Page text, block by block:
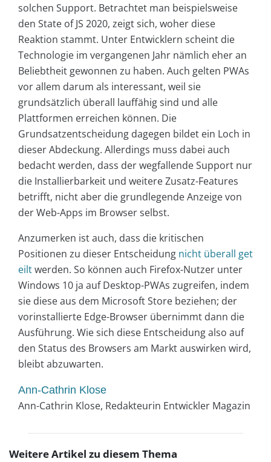
solchen Support. Betrachtet man beispielsweise
den State of JS 2020, zeigt sich, woher diese
Reaktion stammt. Unter Entwicklern scheint die
Technologie im vergangenen Jahr nämlich eher an
Beliebtheit gewonnen zu haben. Auch gelten PWAs
vor allem darum als interessant, weil sie
grundsätzlich überall lauffähig sind und alle
Plattformen erreichen können. Die
Grundsatzentscheidung dagegen bildet ein Loch in
dieser Abdeckung. Allerdings muss dabei auch
bedacht werden, dass der wegfallende Support nur
die Installierbarkeit und weitere Zusatz-Features
betrifft, nicht aber die grundlegende Anzeige von
der Web-Apps im Browser selbst.
Anzumerken ist auch, dass die kritischen
Positionen zu dieser Entscheidung nicht überall get
eiltwerden. So können auch Firefox-Nutzer unter
Windows 10 ja auf Desktop-PWAs zugreifen, indem
sie diese aus dem Microsoft Store beziehen; der
vorinstallierte Edge-Browser übernimmt dann die
Ausführung. Wie sich diese Entscheidung also auf
den Status des Browsers am Markt auswirken wird,
bleibt abzuwarten.
Ann-Cathrin Klose
Ann-Cathrin Klose, Redakteurin Entwickler Magazin
Weitere Artikel zu diesem Thema